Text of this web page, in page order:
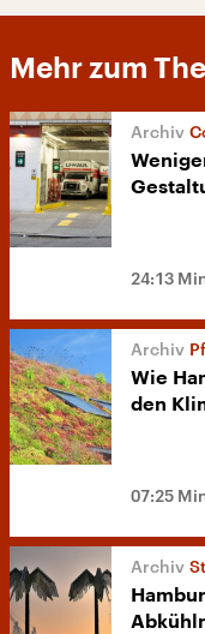
Mehr zum
24:13
Wie
den
07:25